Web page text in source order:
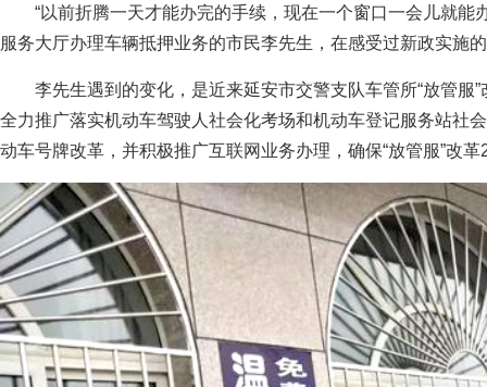
“以前折腾一天才能办完的手续，现在一个窗口一会儿就
服务大厅办理车辆抵押业务的市民李先生，在感受过新政实施
李先生遇到的变化，是近来延安市交警支队车管所“放管
全力推广落实机动车驾驶人社会化考场和机动车登记服务站社
动车号牌改革，并积极推广互联网业务办理，确保“放管服”改